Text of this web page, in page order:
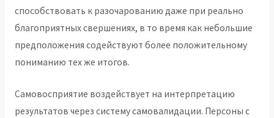
способствовать к разочарованию даже при реально
благоприятных свершениях, в то время как небольшие
предположения содействуют более положительному
пониманию тех же итогов.
Самовосприятие воздействует на интерпретацию
результатов через систему самовалидации. Персоны с